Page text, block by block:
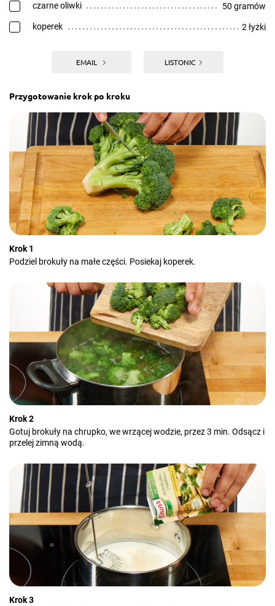
czarne oliwki 50 gramów
koperek 2 łyżki
EMAIL LISTONIC
Przygotowanie krok po kroku
Krok 1
Podziel brokuły na małe części. Posiekaj koperek.
Krok 2
Gotuj brokuły na chrupko, we wrzącej wodzie, przez 3 min. Odsącz i
przelej zimną wodą.
Krok 3